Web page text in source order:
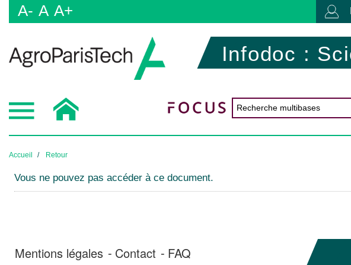
A- A A+
Infodoc :
Accueil Retour
Vous ne pouvez pas accéder à ce document.
Mentions légales Contact FAQ